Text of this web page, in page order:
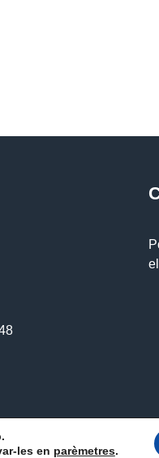
les en parèmetres.